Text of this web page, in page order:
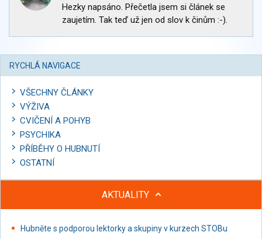
Hezky napsáno. Přečetla jsem si článek se
zaujetím. Tak teď už jen od slov k činům :-).
RYCHLÁ NAVIGACE
VŠECHNY ČLÁNKY
VÝŽIVA
CVIČENÍ A POHYB
PSYCHIKA
PŘÍBĚHY O HUBNUTÍ
OSTATNÍ
AKTUALITY
Hubněte s podporou lektorky a skupiny v kurzech STOBu